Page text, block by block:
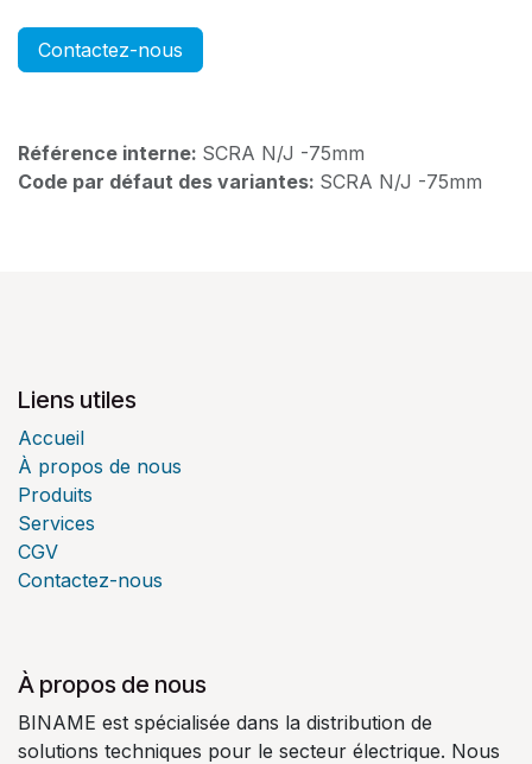
Contactez-nous
Référence interne: SCRA N/J -75mm
Code par défaut des variantes: SCRA N/J -75mm
Liens utiles
Accueil
À propos de nous
Produits
Services
CGV
Contactez-nous
À propos de nous
BINAME est spécialisée dans la distribution de
solutions techniques pour le secteur électrique. Nous